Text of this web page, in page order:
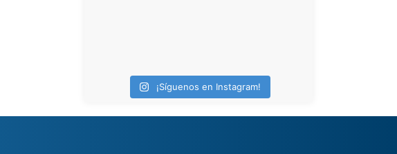
¡Síguenos en Instagram!